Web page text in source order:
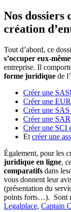
Nos dossiers
création
Tout d’abord, ce
s’occuper eux-
entreprise. Il
forme juridique de
Créer une
Créer une
Créer une
Créer une
Créer une SCI
Et créer une
Également, pour les
juridique en ligne,
comparatifs dans
vous donnent leur
(présentation du
points forts…). Sont
Legalplace, Captain